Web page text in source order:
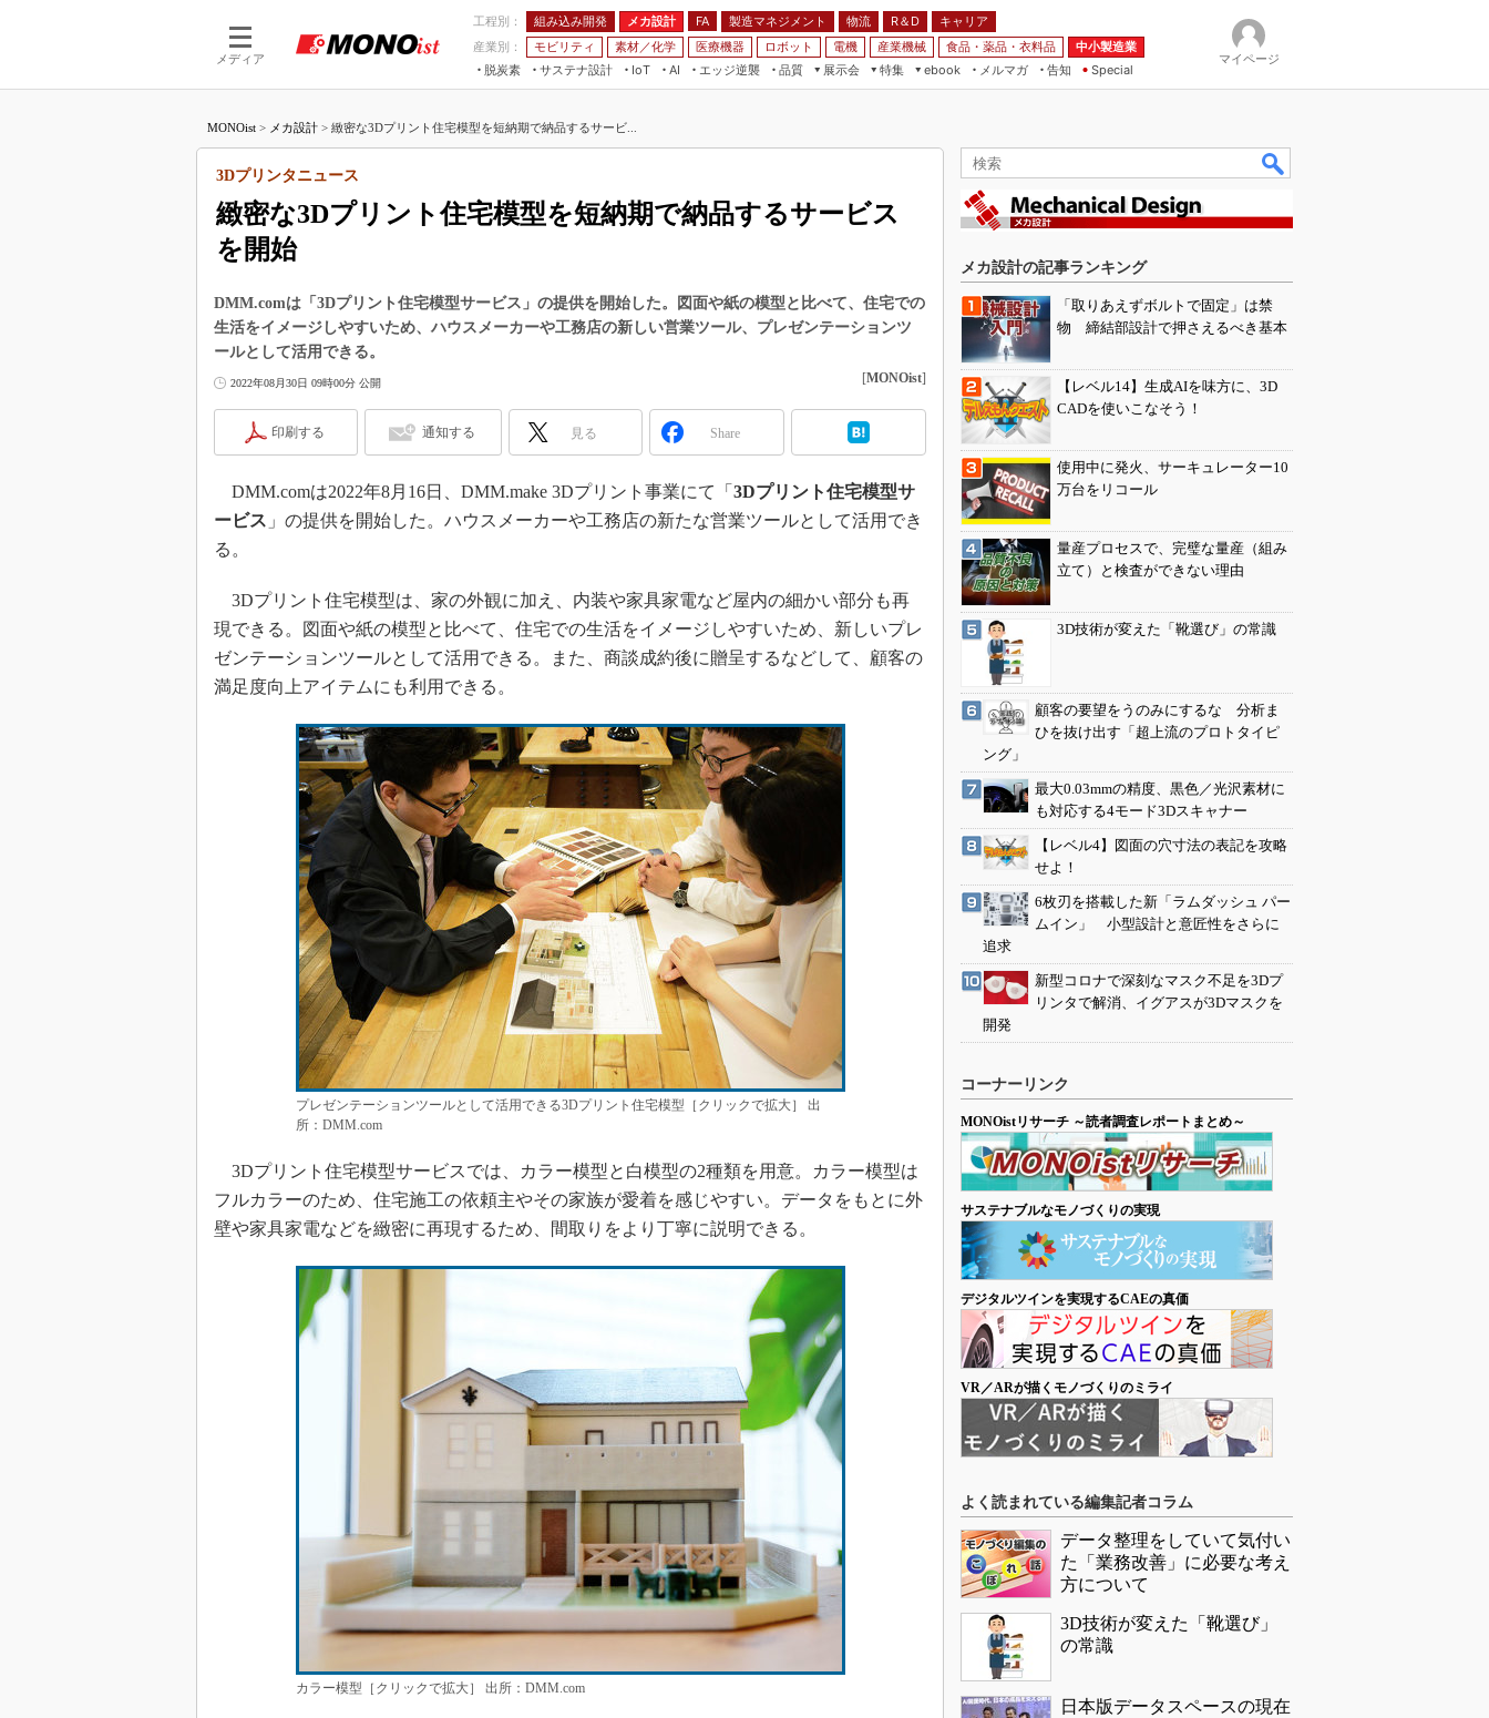
メディア
工程別： 組み込み開発 メカ設計 FA 製造マネジメント 物流 R＆D
キャリア
産業別：
モビリティ 素材／化学 医療機器 ロボット 電機 産業機械 食品・薬品・衣料品
中小製造業
脱炭素
サステナ設計
IoT
つながる工場
AI
AI×設備保全
エッジ逆襲 品質
展示会
JIMTOF
IIFES
TECHNO-FRONTIER
EdgeTech+
日本ものづくりワールド
AUTOMOTIVE WORLD
産業オープンネット展
特集
VR／AR
フィールドサービス
組み込み画像技術
組み込みモデリング
ISO26262
3Dプリンタ
インダストリー4.0
イノベーション
植物工場
知財マネジメント
海外生産
グローバル設計・開発
制御セキュリティ
新型コロナへの対応
ebook
FA
モビリティ
メルマガ
告知 Special
マイページ
MONOist > メカ設計 > 緻密な3Dプリント住宅模型を短納期で納品するサービ...
緻密な3Dプリント住宅模型を短納期で納品するサービス
を開始
3Dプリンタニュース
DMM.comは「3Dプリント住宅模型サービス」の提供を開始した。図面や紙の模型と比べて、住宅での
生活をイメージしやすいため、ハウスメーカーや工務店の新しい営業ツール、プレゼンテーションツ
ールとして活用できる。
2022年08月30日 09時00分 公開 [MONOist]
印刷する 通知する 見る Share
DMM.comは2022年8月16日、DMM.make 3Dプリント事業にて「 3Dプリント住宅模型サ
ービス 」の提供を開始した。ハウスメーカーや工務店の新たな営業ツールとして活用でき
る。
3Dプリント住宅模型は、家の外観に加え、内装や家具家電など屋内の細かい部分も再
現できる。図面や紙の模型と比べて、住宅での生活をイメージしやすいため、新しいプレ
ゼンテーションツールとして活用できる。また、商談成約後に贈呈するなどして、顧客の
満足度向上アイテムにも利用できる。
プレゼンテーションツールとして活用できる3Dプリント住宅模型［クリックで拡大］ 出
所：DMM.com
3Dプリント住宅模型サービスでは、カラー模型と白模型の2種類を用意。カラー模型は
フルカラーのため、住宅施工の依頼主やその家族が愛着を感じやすい。データをもとに外
壁や家具家電などを緻密に再現するため、間取りをより丁寧に説明できる。
カラー模型［クリックで拡大］ 出所：DMM.com
メカ設計の記事ランキング
「取りあえずボルトで固定」は禁
物 締結部設計で押さえるべき基本
【レベル14】生成AIを味方に、3D
CADを使いこなそう！
使用中に発火、サーキュレーター10
万台をリコール
量産プロセスで、完璧な量産（組み
立て）と検査ができない理由
3D技術が変えた「靴選び」の常識
顧客の要望をうのみにするな 分析ま
ひを抜け出す「超上流のプロトタイピ
ング」
最大0.03mmの精度、黒色／光沢素材に
も対応する4モード3Dスキャナー
【レベル4】図面の穴寸法の表記を攻略
せよ！
6枚刃を搭載した新「ラムダッシュ パー
ムイン」 小型設計と意匠性をさらに
追求
新型コロナで深刻なマスク不足を3Dプ
リンタで解消、イグアスが3Dマスクを
開発
コーナーリンク
MONOistリサーチ ～読者調査レポートまとめ～
サステナブルなモノづくりの実現
デジタルツインを実現するCAEの真価
VR／ARが描くモノづくりのミライ
よく読まれている編集記者コラム
データ整理をしていて気付い
た「業務改善」に必要な考え
方について
3D技術が変えた「靴選び」
の常識
日本版データスペースの現在